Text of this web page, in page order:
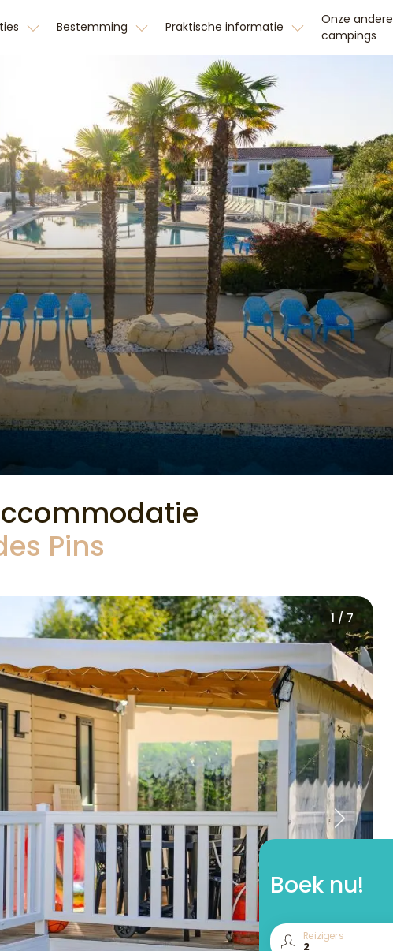
Bestemming Praktische informatie
Onze andere
campings
Pins
Boek nu!
Reizigers
1 / 7